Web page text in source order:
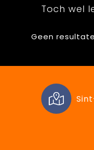
Toch wel
Geen